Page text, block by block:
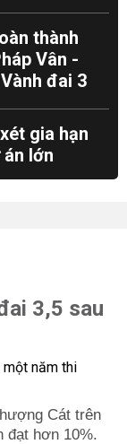
thành
Vân -
đai 3
gia hạn
lớn
3,5 sau
Cát trên
đạt hơn 10%.